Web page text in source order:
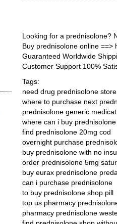
Looking for a prednisolone?
Buy prednisolone online
Guaranteed Worldwide
Customer Support 100%
Tags:
need drug prednisolone store
where to purchase next
prednisolone generic
where can i buy prednisolone
find prednisolone 20mg cod
overnight purchase
buy prednisolone with no
order prednisolone 5mg
buy eurax prednisolone
can i purchase prednisolone
to buy prednisolone shop pill
top us pharmacy
pharmacy prednisolone